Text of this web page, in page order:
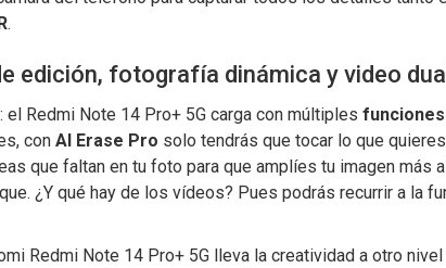
.
edición, fotografía dinámica y video
Redmi Note 14 Pro+ 5G carga con múltiples
con AI Erase Pro solo tendrás que tocar lo que
que faltan en tu foto para que amplíes tu imagen más
¿Y qué hay de los vídeos? Pues podrás recurrir a la
Redmi Note 14 Pro+ 5G lleva la creatividad a otro